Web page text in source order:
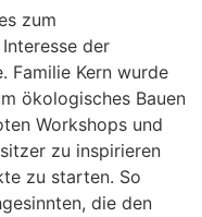
zum
der
Familie Kern wurde
ökologisches Bauen
Workshops und
zu inspirieren
zu starten. So
die den